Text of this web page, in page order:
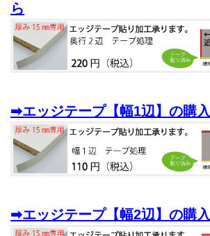
ら
➡エッジテープ【幅1辺】の購
➡エッジテープ【幅2辺】の購